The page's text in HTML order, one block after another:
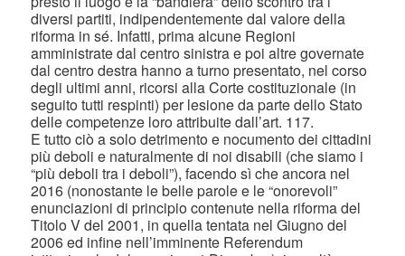
diversi partiti, indipendentemente dal valore della
riforma in sé. Infatti, prima alcune Regioni
amministrate dal centro sinistra e poi altre governate
dal centro destra hanno a turno presentato, nel corso
degli ultimi anni, ricorsi alla Corte costituzionale (in
seguito tutti respinti) per lesione da parte dello Stato
delle competenze loro attribuite dall’art. 117.
E tutto ciò a solo detrimento e nocumento dei cittadini
più deboli e naturalmente di noi disabili (che siamo i
“più deboli tra i deboli”), facendo sì che ancora nel
2016 (nonostante le belle parole e le “onorevoli”
enunciazioni di principio contenute nella riforma del
Titolo V del 2001, in quella tentata nel Giugno del
2006 ed infine nell’imminente Referendum